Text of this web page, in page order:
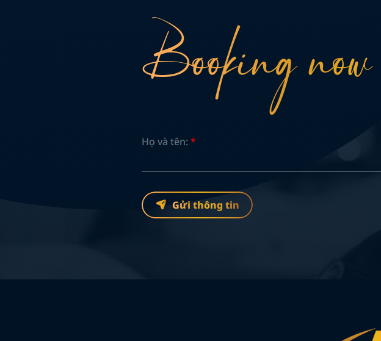
Booking now
Họ và tên: *
Gửi thông tin